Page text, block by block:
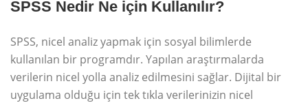
SPSS Nedir Ne için Kullanılır?
SPSS, nicel analiz yapmak için sosyal bilimlerde
kullanılan bir programdır. Yapılan araştırmalarda
verilerin nicel yolla analiz edilmesini sağlar. Dijital bir
uygulama olduğu için tek tıkla verilerinizin nicel